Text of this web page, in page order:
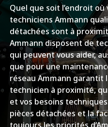
Quel que soit l’endroit
techniciens Ammann
détachées sont à
Ammann disposent de
qui peuvent vous aider,
que pour une
réseau Ammann garantit
technicien à proximité,
et vos besoins
pièces détachées et la